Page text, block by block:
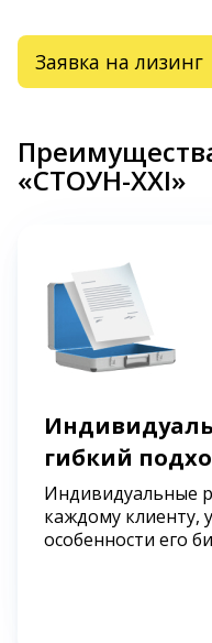
Заявка на лизинг
«СТОУН-XXI»
гибкий
Индивидуальные
каждому клиенту,
особенности его